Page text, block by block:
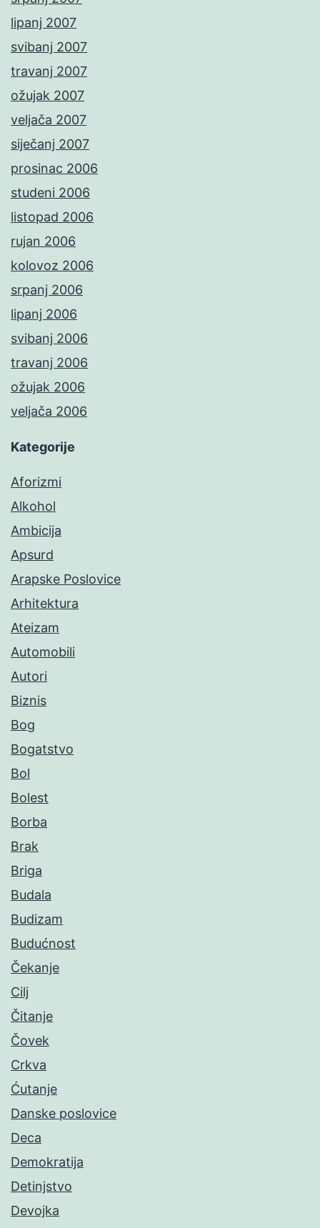
lipanj 2007
svibanj 2007
travanj 2007
ožujak 2007
veljača 2007
siječanj 2007
prosinac 2006
studeni 2006
listopad 2006
rujan 2006
kolovoz 2006
srpanj 2006
lipanj 2006
svibanj 2006
travanj 2006
ožujak 2006
veljača 2006
Kategorije
Aforizmi
Alkohol
Ambicija
Apsurd
Arapske Poslovice
Arhitektura
Ateizam
Automobili
Autori
Biznis
Bog
Bogatstvo
Bol
Bolest
Borba
Brak
Briga
Budala
Budizam
Budućnost
Čekanje
Cilj
Čitanje
Čovek
Crkva
Ćutanje
Danske poslovice
Deca
Demokratija
Detinjstvo
Devojka